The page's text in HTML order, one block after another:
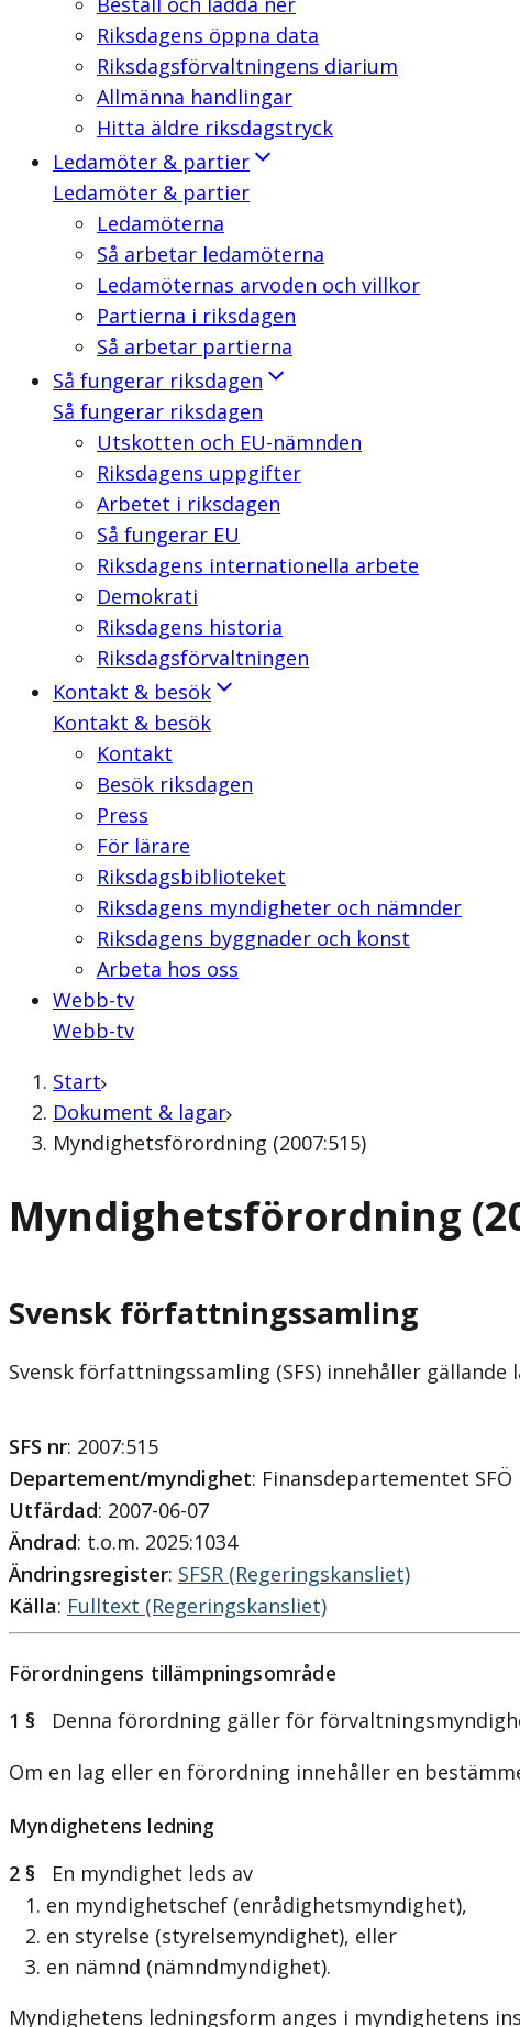
Riksdagens öppna data
Riksdagsförvaltningens diarium
Allmänna handlingar
Hitta äldre riksdagstryck
Ledamöter & partier
Ledamöter & partier
Ledamöterna
Så arbetar ledamöterna
Ledamöternas arvoden och villkor
Partierna i riksdagen
Så arbetar partierna
Så fungerar riksdagen
Så fungerar riksdagen
Utskotten och EU-nämnden
Riksdagens uppgifter
Arbetet i riksdagen
Så fungerar EU
Riksdagens internationella arbete
Demokrati
Riksdagens historia
Riksdagsförvaltningen
Kontakt & besök
Kontakt & besök
Kontakt
Besök riksdagen
Press
För lärare
Riksdagsbiblioteket
Riksdagens myndigheter och nämnder
Riksdagens byggnader och konst
Arbeta hos oss
Webb-tv
Webb-tv
Start
Dokument & lagar
Myndighetsförordning (2007:515)
Myndighetsförordning
Svensk författningssamling
Svensk författningssamling (SFS) innehåller
SFS nr: 2007:515
Departement/myndighet: Finansdepartementet SFÖ
Utfärdad: 2007-06-07
Ändrad: t.o.m. 2025:1034
Ändringsregister: SFSR (Regeringskansliet)
Källa: Fulltext (Regeringskansliet)
Förordningens tillämpningsområde
1 § Denna förordning gäller för
Om en lag eller en förordning innehåller en
Myndighetens ledning
2 § En myndighet leds av
1. en myndighetschef (enrådighetsmyndighet),
2. en styrelse (styrelsemyndighet), eller
3. en nämnd (nämndmyndighet).
Myndighetens ledningsform anges i myndighetens